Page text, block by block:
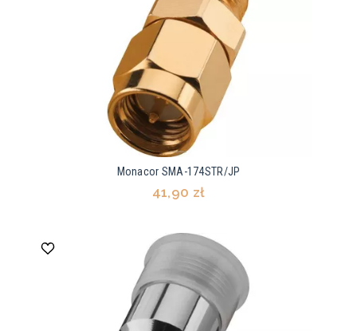
Monacor SMA-174STR/JP
41,90 zł